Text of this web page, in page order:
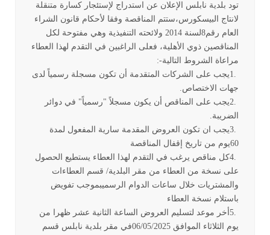
تود بلدية نابلس الإعلان عن استدراج لإستئجار كسارة متنقلة
لانتاج البيسكورس،ستتم المناقصة وفقا لأحكام قانون الشراء
العام رقم8لسنة 2014 ولائحته التنفيذية وهي مفتوحة لكل
المناقصين ذوي الأهلية، فعلى الراغبين في التقدم لهذا العطاء
مراعاة الشروط التالية:-
1.يجب على الشركات المتقدمة أن تكون مسجلة رسمياً لدى
جهات الاختصاص.
2.يجب على المناقص أن يكون مسجلاً "رسمياً" في دوائر
الضريبة.
3.يجب ان تكون العروض المقدمة سارية المفعول لمدة
60يوم من تاريخ إقفال المناقصة
4.كل مناقص يرغب في التقدم لهذا العطاء يستطيع الحصول
على نسخة من العطاء من مقر البلدية/ قسم العطاءات
والمشتريات خلال ساعات الدوام الرسميبموجب تفويض
باستلام نسخة العطاء
5. أخر موعد لتسليم العروض الساعة الثانية عشر ظهرا من
يوم الثلاثاء الموافق 06/05/2025في مقر بلدية نابلس قسم